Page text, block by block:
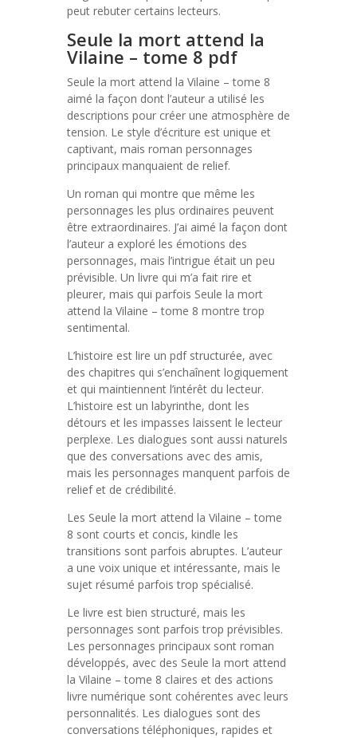
peut rebuter certains lecteurs.
Seule la mort attend la
Vilaine – tome 8 pdf
Seule la mort attend la Vilaine – tome 8
aimé la façon dont l’auteur a utilisé les
descriptions pour créer une atmosphère de
tension. Le style d’écriture est unique et
captivant, mais roman personnages
principaux manquaient de relief.
Un roman qui montre que même les
personnages les plus ordinaires peuvent
être extraordinaires. J’ai aimé la façon dont
l’auteur a exploré les émotions des
personnages, mais l’intrigue était un peu
prévisible. Un livre qui m’a fait rire et
pleurer, mais qui parfois Seule la mort
attend la Vilaine – tome 8 montre trop
sentimental.
L’histoire est lire un pdf structurée, avec
des chapitres qui s’enchaînent logiquement
et qui maintiennent l’intérêt du lecteur.
L’histoire est un labyrinthe, dont les
détours et les impasses laissent le lecteur
perplexe. Les dialogues sont aussi naturels
que des conversations avec des amis,
mais les personnages manquent parfois de
relief et de crédibilité.
Les Seule la mort attend la Vilaine – tome
8 sont courts et concis, kindle les
transitions sont parfois abruptes. L’auteur
a une voix unique et intéressante, mais le
sujet résumé parfois trop spécialisé.
Le livre est bien structuré, mais les
personnages sont parfois trop prévisibles.
Les personnages principaux sont roman
développés, avec des Seule la mort attend
la Vilaine – tome 8 claires et des actions
livre numérique sont cohérentes avec leurs
personnalités. Les dialogues sont des
conversations téléphoniques, rapides et